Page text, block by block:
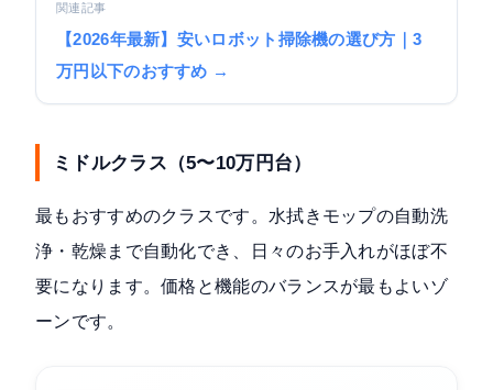
関連記事
【2026年最新】安いロボット掃除機の選び方｜3
万円以下のおすすめ →
ミドルクラス（5〜10万円台）
最もおすすめのクラスです。水拭きモップの自動洗
浄・乾燥まで自動化でき、日々のお手入れがほぼ不
要になります。価格と機能のバランスが最もよいゾ
ーンです。